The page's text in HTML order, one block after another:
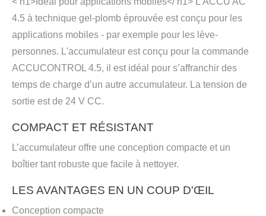
4.5 à technique gel-plomb éprouvée est conçu pour les
applications mobiles - par exemple pour les lève-
personnes. L'accumulateur est conçu pour la commande
ACCUCONTROL 4.5, il est idéal pour s’affranchir des
temps de charge d’un autre accumulateur. La tension de
sortie est de 24 V CC.
COMPACT ET RÉSISTANT
L’accumulateur offre une conception compacte et un
boîtier tant robuste que facile à nettoyer.
LES AVANTAGES EN UN COUP D'ŒIL
Conception compacte